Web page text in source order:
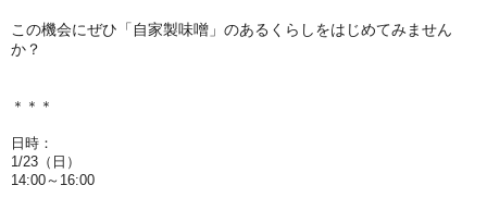
この機会にぜひ「自家製味噌」のあるくらしをはじめてみません
か？
＊＊＊
日時：
1/23（日）
14:00～16:00